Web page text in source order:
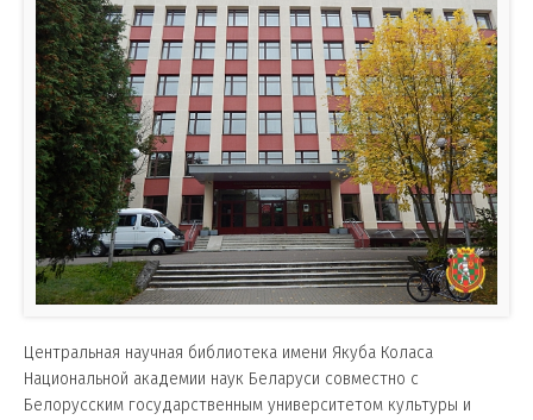
Центральная научная библиотека имени Якуба Коласа
Национальной академии наук Беларуси совместно с
Белорусским государственным университетом культуры и